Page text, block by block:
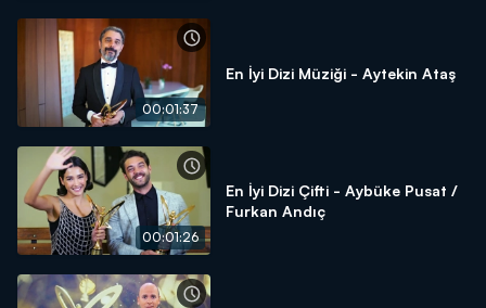
00:01:37
En İyi Dizi Müziği - Aytekin Ataş
00:01:26
En İyi Dizi Çifti - Aybüke Pusat /
Furkan Andıç